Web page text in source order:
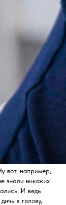
вот, например,
знали никаких
И ведь
в голову,